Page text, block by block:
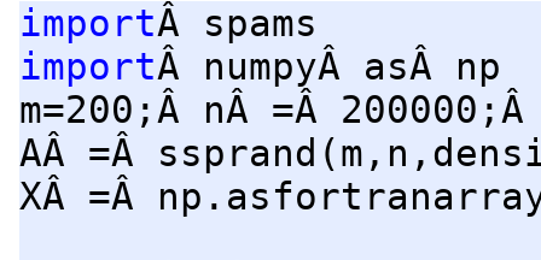
importÂ spams
importÂ numpyÂ asÂ np
m=200;Â nÂ =Â
AÂ =Â
XÂ =Â